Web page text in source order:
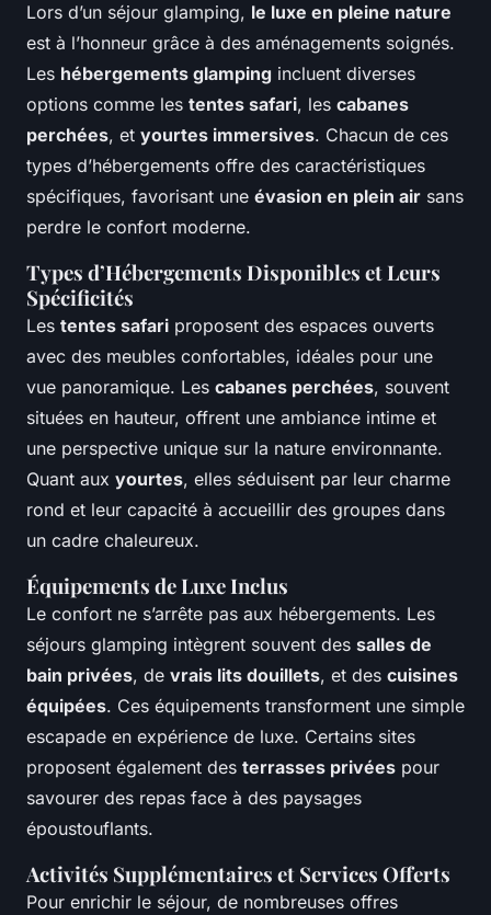
Lors d’un séjour glamping, le luxe en pleine nature
est à l’honneur grâce à des aménagements soignés.
Les hébergements glamping incluent diverses
options comme les tentes safari, les cabanes
perchées, et yourtes immersives. Chacun de ces
types d’hébergements offre des caractéristiques
spécifiques, favorisant une évasion en plein air sans
perdre le confort moderne.
Types d’Hébergements Disponibles et Leurs
Spécificités
Les tentes safari proposent des espaces ouverts
avec des meubles confortables, idéales pour une
vue panoramique. Les cabanes perchées, souvent
situées en hauteur, offrent une ambiance intime et
une perspective unique sur la nature environnante.
Quant aux yourtes, elles séduisent par leur charme
rond et leur capacité à accueillir des groupes dans
un cadre chaleureux.
Équipements de Luxe Inclus
Le confort ne s’arrête pas aux hébergements. Les
séjours glamping intègrent souvent des salles de
bain privées, de vrais lits douillets, et des cuisines
équipées. Ces équipements transforment une simple
escapade en expérience de luxe. Certains sites
proposent également des terrasses privées pour
savourer des repas face à des paysages
époustouflants.
Activités Supplémentaires et Services Offerts
Pour enrichir le séjour, de nombreuses offres